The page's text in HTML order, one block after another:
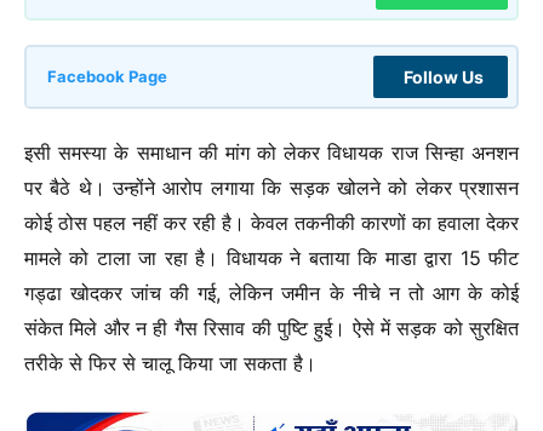
Facebook Page Follow Us
इसी समस्या के समाधान की मांग को लेकर विधायक राज सिन्हा अनशन
पर बैठे थे। उन्होंने आरोप लगाया कि सड़क खोलने को लेकर प्रशासन
कोई ठोस पहल नहीं कर रही है। केवल तकनीकी कारणों का हवाला देकर
मामले को टाला जा रहा है। विधायक ने बताया कि माडा द्वारा 15 फीट
गड्ढा खोदकर जांच की गई, लेकिन जमीन के नीचे न तो आग के कोई
संकेत मिले और न ही गैस रिसाव की पुष्टि हुई। ऐसे में सड़क को सुरक्षित
तरीके से फिर से चालू किया जा सकता है।